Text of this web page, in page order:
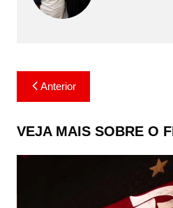
Navegação
de
Post
Anterior
VEJA MAIS SOBRE O